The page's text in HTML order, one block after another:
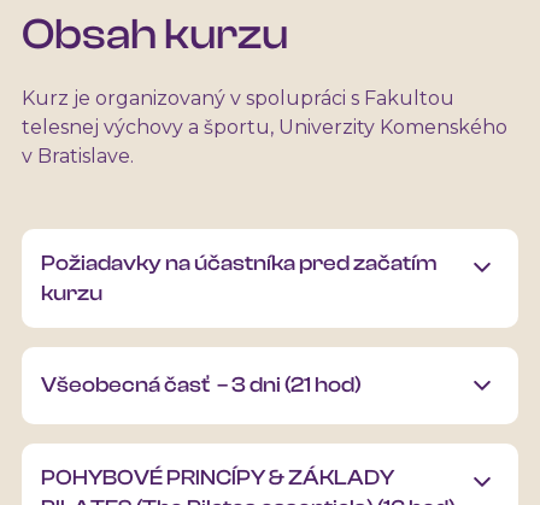
Obsah kurzu
Kurz je organizovaný v spolupráci s Fakultou
telesnej výchovy a športu, Univerzity Komenského
v Bratislave.
Požiadavky na účastníka pred začatím
kurzu
Odporúčame absolvovať 10 hodín pilates
cvičenia na podložke.
Všeobecná časť – 3 dni (21 hod)
Úvod
POHYBOVÉ PRINCÍPY & ZÁKLADY